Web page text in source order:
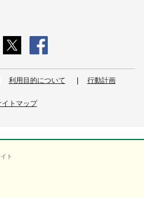
利用目的について 行動計画
イトマップ
ト